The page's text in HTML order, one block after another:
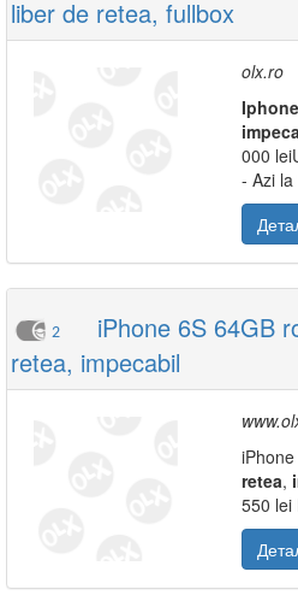
liber de retea, fullbox
olx.ro
Iphone
000
- Azi
2
iPhone 6S 64GB
retea, impecabil
retea,
550 lei